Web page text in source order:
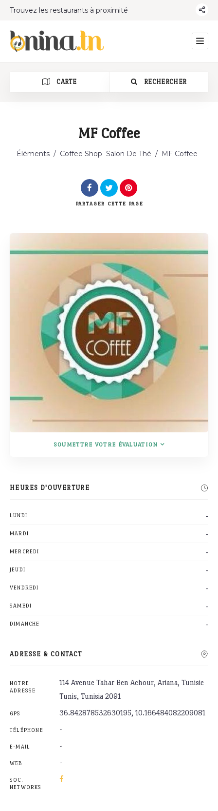
Trouvez les restaurants à proximité
CARTE RECHERCHER
Catégorie
Rechercher
MF Coffee
Éléments / Coffee Shop Salon De Thé / MF Coffee
PARTAGER CETTE PAGE
SOUMETTRE VOTRE ÉVALUATION
HEURES D'OUVERTURE
LUNDI -
MARDI -
MERCREDI -
JEUDI -
VENDREDI -
SAMEDI -
DIMANCHE -
ADRESSE & CONTACT
NOTRE
ADRESSE
114 Avenue Tahar Ben Achour, Ariana, Tunisie
Tunis, Tunisia 2091
GPS 36.842878532630195, 10.166484082209081
TÉLÉPHONE -
E-MAIL -
WEB -
SOC.
NETWORKS